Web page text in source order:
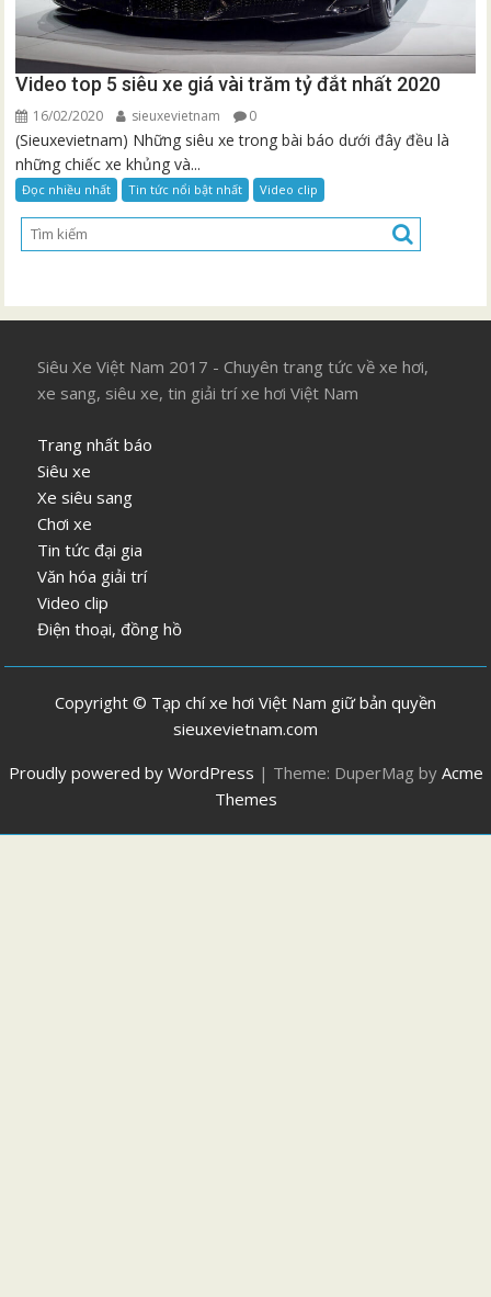
Video top 5 siêu xe giá vài trăm tỷ đắt nhất 2020
16/02/2020 sieuxevietnam 0
(Sieuxevietnam) Những siêu xe trong bài báo dưới đây đều là
những chiếc xe khủng và...
Đọc nhiều nhất Tin tức nổi bật nhất Video clip
Siêu Xe Việt Nam 2017 - Chuyên trang tức về xe hơi,
xe sang, siêu xe, tin giải trí xe hơi Việt Nam
Trang nhất báo
Siêu xe
Xe siêu sang
Chơi xe
Tin tức đại gia
Văn hóa giải trí
Video clip
Điện thoại, đồng hồ
Copyright © Tạp chí xe hơi Việt Nam giữ bản quyền
sieuxevietnam.com
Proudly powered by WordPress | Theme: DuperMag by Acme
Themes